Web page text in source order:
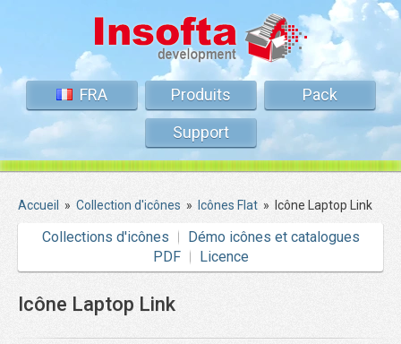
FRA Produits
Pack
Support
Accueil » Collection d'icônes » Icônes Flat » Icône Laptop Link
Collections d'icônes
Démo icônes et catalogues
PDF
Licence
Icône Laptop Link